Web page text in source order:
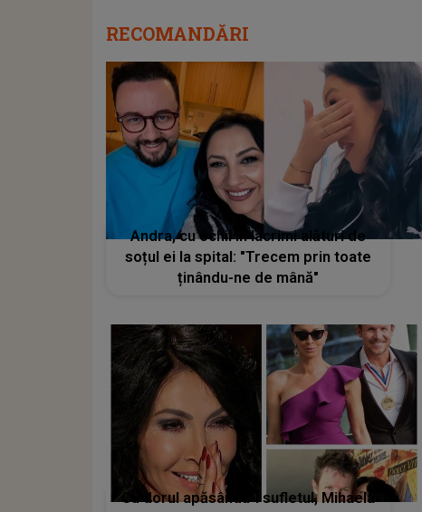
RECOMANDĂRI
Andra, cu ochii în lacrimi alături de
soțul ei la spital: "Trecem prin toate
ținându-ne de mână"
Cu dorul apăsându-i sufletul, Mihaela